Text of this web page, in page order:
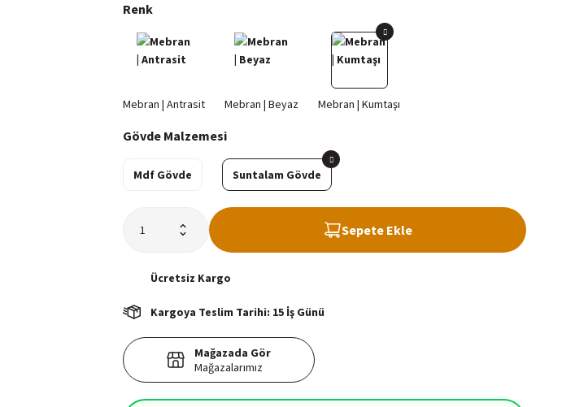
Renk
Gövde Malzemesi
Mdf Gövde Suntalam Gövde
Sepete Ekle
Ücretsiz Kargo
Kargoya Teslim Tarihi: 15 İş Günü
Mağazada Gör
Mağazalarımız